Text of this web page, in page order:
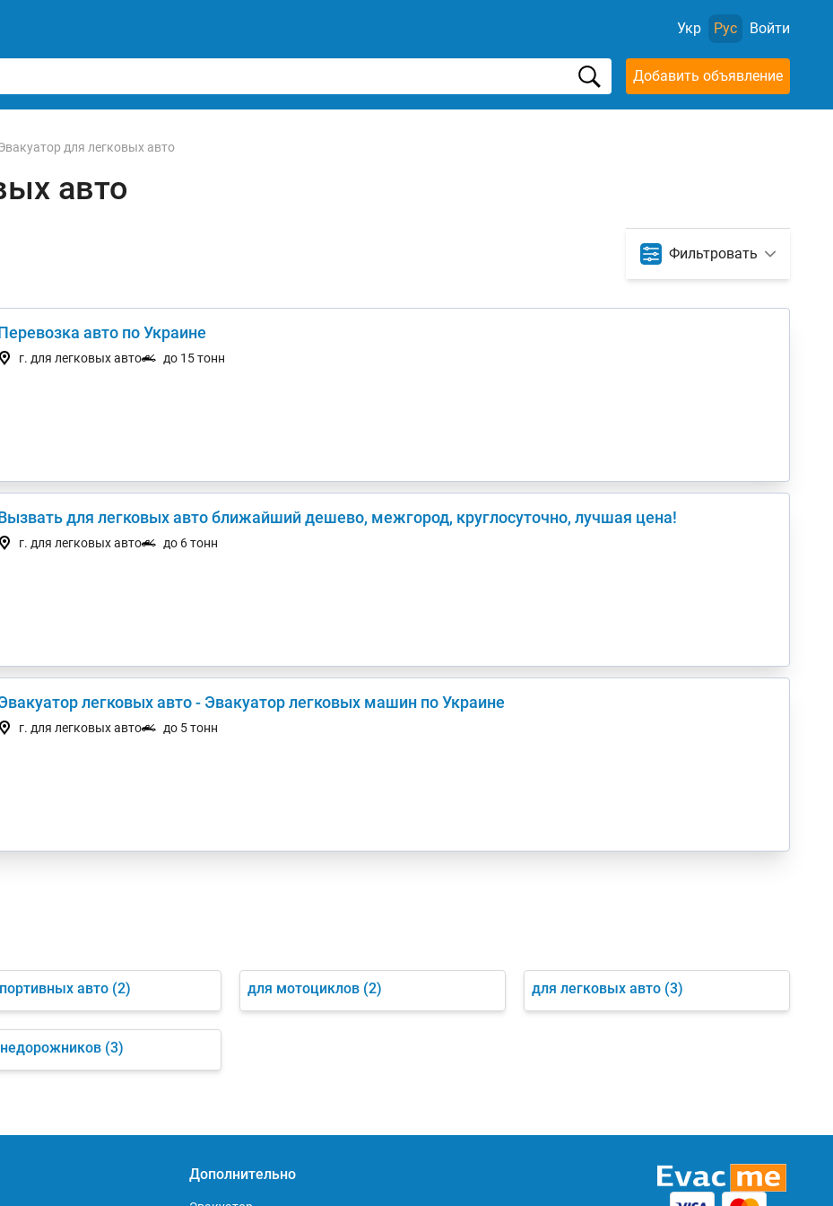
Укр Рус Войти
Добавить объявление
для легковых авто
авто
Фильтровать
авто по Украине
г. для легковых авто до 15 тонн
для легковых авто ближайший дешево, межгород, круглосуточно, лучшая цена!
г. для легковых авто до 6 тонн
легковых авто - Эвакуатор легковых машин по Украине
г. для легковых авто до 5 тонн
авто (2) для мотоциклов (2) для легковых авто (3)
(3)
Дополнительно